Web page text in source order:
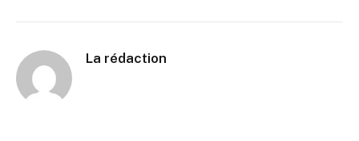
La rédaction